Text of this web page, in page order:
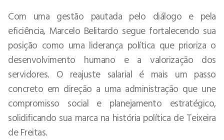
Com uma gestão pautada pelo diálogo e pela
eficiência, Marcelo Belitardo segue fortalecendo sua
posição como uma liderança política que prioriza o
desenvolvimento humano e a valorização dos
servidores. O reajuste salarial é mais um passo
concreto em direção a uma administração que une
compromisso social e planejamento estratégico,
solidificando sua marca na história política de Teixeira
de Freitas.